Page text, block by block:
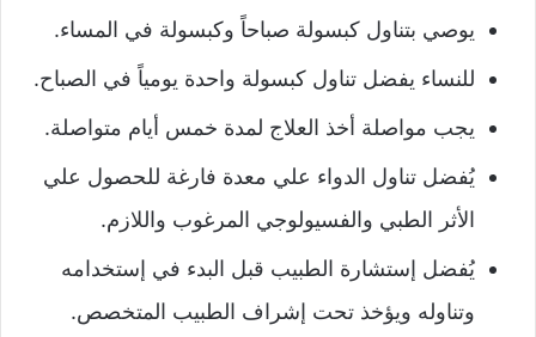
يوصي بتناول كبسولة صباحاً وكبسولة في المساء.
للنساء يفضل تناول كبسولة واحدة يومياً في الصباح.
يجب مواصلة أخذ العلاج لمدة خمس أيام متواصلة.
يُفضل تناول الدواء علي معدة فارغة للحصول علي
الأثر الطبي والفسيولوجي المرغوب واللازم.
يُفضل إستشارة الطبيب قبل البدء في إستخدامه
وتناوله ويؤخذ تحت إشراف الطبيب المتخصص.